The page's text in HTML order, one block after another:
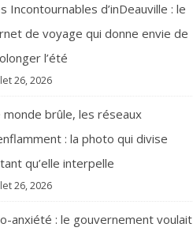
Incontournables d’inDeauville : le
de voyage qui donne envie de
l’été
26, 2026
monde brûle, les réseaux
: la photo qui divise
qu’elle interpelle
26, 2026
anxiété : le gouvernement voulait